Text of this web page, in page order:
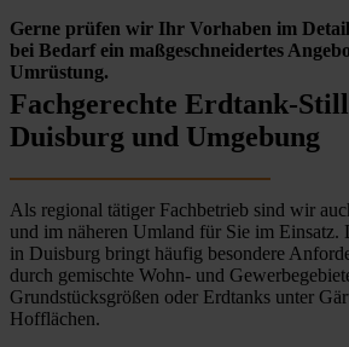
Gerne prüfen wir Ihr Vorhaben im
bei Bedarf ein maßgeschneidertes
Umrüstung.
Fachgerechte Erdtank-
Duisburg und Umgebung
Als regional tätiger Fachbetrieb sind wir
und im näheren Umland für Sie im
in Duisburg bringt häufig besondere
durch gemischte Wohn- und
Grundstücksgrößen oder Erdtanks unter
Hofflächen.